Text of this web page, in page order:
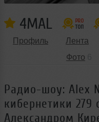
4MAL
Профиль Лента
Фото
Радио-шоу: Alex
кибернетики
Александром